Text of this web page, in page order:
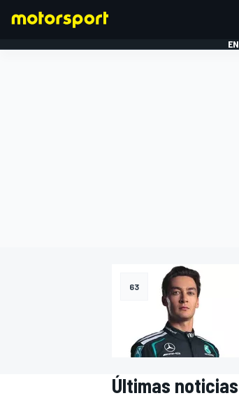
INDYCAR
63
Últimas